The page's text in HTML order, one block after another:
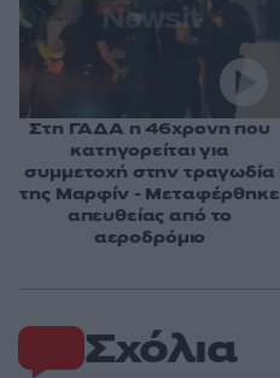
Σχόλια
Στη ΓΑΔΑ η 46χρονη που
κατηγορείται για
συμμετοχή στην τραγωδία
της Μαρφίν - Μεταφέρθηκε
απευθείας από το
αεροδρόμιο